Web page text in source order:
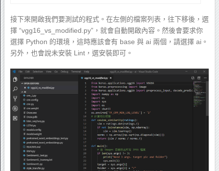
接下來開啟我們要測試的程式。在左側的檔案列表，往下移後，選
擇 “vgg16_vs_modified.py”，就會自動開啟內容。然後會要求你
選擇 Python 的環境，這時應該會有 base 與 ai 兩個，請選擇 ai。
另外，也會說未安裝 Lint，選安裝即可。